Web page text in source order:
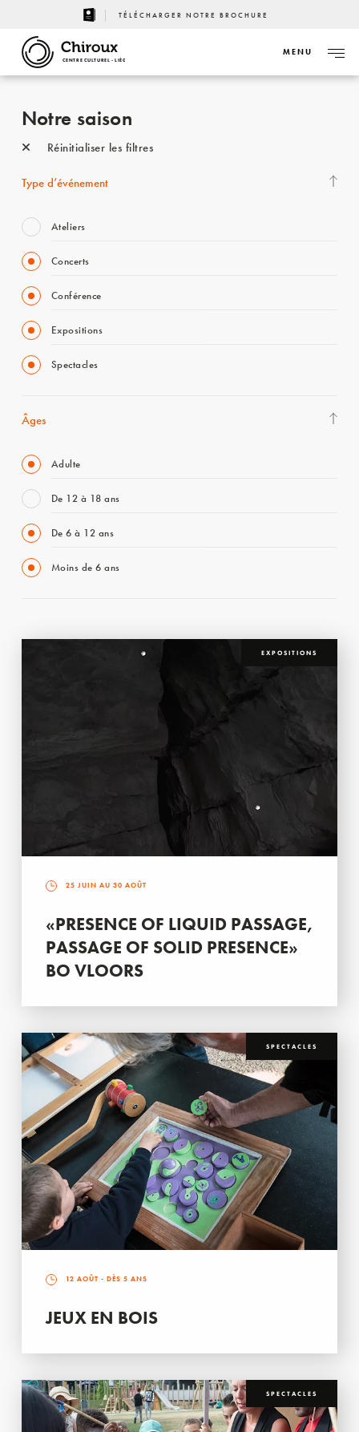
TÉLÉCHARGER NOTRE BROCHURE
CENTRE CULTUREL - LIÈGE
MENU
Notre saison
Réinitialiser les filtres
Type d’événement
Ateliers
Concerts
Conférence
Expositions
Spectacles
Âges
Adulte
De 12 à 18 ans
De 6 à 12 ans
Moins de 6 ans
EXPOSITIONS
25 JUIN AU 30 AOÛT
«PRESENCE OF LIQUID PASSAGE,
PASSAGE OF SOLID PRESENCE»
BO VLOORS
SPECTACLES
12 AOÛT - DÈS 5 ANS
JEUX EN BOIS
SPECTACLES